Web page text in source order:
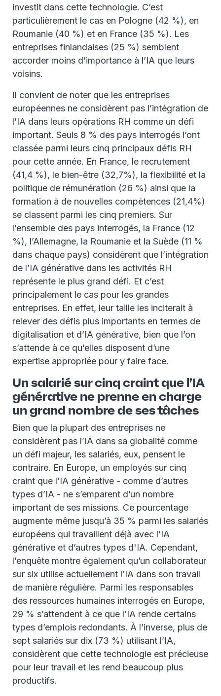
investit dans cette technologie. C’est
particulièrement le cas en Pologne (42 %), en
Roumanie (40 %) et en France (35 %). Les
entreprises finlandaises (25 %) semblent
accorder moins d’importance à l’IA que leurs
voisins.
Il convient de noter que les entreprises
européennes ne considèrent pas l’intégration de
l’IA dans leurs opérations RH comme un défi
important. Seuls 8 % des pays interrogés l’ont
classée parmi leurs cinq principaux défis RH
pour cette année. En France, le recrutement
(41,4 %), le bien-être (32,7%), la flexibilité et la
politique de rémunération (26 %) ainsi que la
formation à de nouvelles compétences (21,4%)
se classent parmi les cinq premiers. Sur
l’ensemble des pays interrogés, la France (12
%), l’Allemagne, la Roumanie et la Suède (11 %
dans chaque pays) considèrent que l’intégration
de l’IA générative dans les activités RH
représente le plus grand défi. Et c’est
principalement le cas pour les grandes
entreprises. En effet, leur taille les inciterait à
relever des défis plus importants en termes de
digitalisation et d’IA générative, bien que l’on
s’attende à ce qu’elles disposent d’une
expertise appropriée pour y faire face.
Un salarié sur cinq craint que l’IA
générative ne prenne en charge
un grand nombre de ses tâches
Bien que la plupart des entreprises ne
considèrent pas l’IA dans sa globalité comme
un défi majeur, les salariés, eux, pensent le
contraire. En Europe, un employés sur cinq
craint que l’IA générative - comme d’autres
types d’IA - ne s’emparent d’un nombre
important de ses missions. Ce pourcentage
augmente même jusqu’à 35 % parmi les salariés
européens qui travaillent déjà avec l’IA
générative et d’autres types d'IA. Cependant,
l’enquête montre également qu’un collaborateur
sur six utilise actuellement l’IA dans son travail
de manière régulière. Parmi les responsables
des ressources humaines interrogés en Europe,
29 % s’attendent à ce que l’IA rende certains
types d’emplois redondants. À l’inverse, plus de
sept salariés sur dix (73 %) utilisant l’IA,
considèrent que cette technologie est précieuse
pour leur travail et les rend beaucoup plus
productifs.